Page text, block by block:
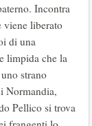
Incontra
viene liberato
di una
limpida che la
strano
Normandia,
Pellico si trova